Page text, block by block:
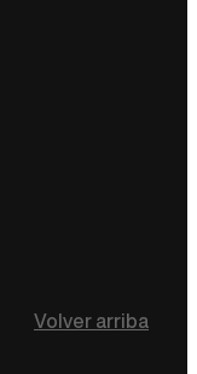
Volver arriba